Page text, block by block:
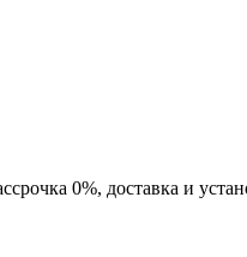
0%, доставка и